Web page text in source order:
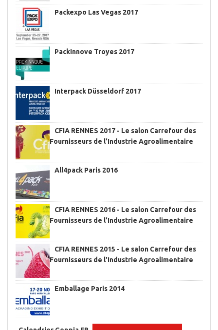
Packexpo Las Vegas 2017
Packinnove Troyes 2017
Interpack Düsseldorf 2017
CFIA RENNES 2017 - Le salon Carrefour des
Fournisseurs de l'Industrie Agroalimentaire
All4pack Paris 2016
CFIA RENNES 2016 - Le salon Carrefour des
Fournisseurs de l'Industrie Agroalimentaire
CFIA RENNES 2015 - Le salon Carrefour des
Fournisseurs de l'Industrie Agroalimentaire
Emballage Paris 2014